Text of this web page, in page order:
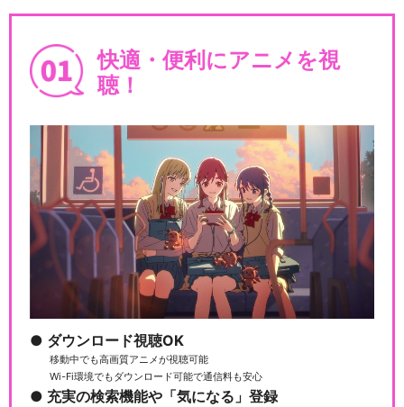
斬鉄剣
ルパン三世TVSP #07 ハリマ
オの財宝を追…
ルパン三世TVSP #08 トワイ
ライト☆ジェ…
ルパン三世TVSP #09 ワルサ
ーＰ３８
快適・便利にアニメを視
聴！
ダウンロード視聴OK
移動中でも高画質アニメが視聴可能
Wi-Fi環境でもダウンロード可能で通信料も安心
充実の検索機能や「気になる」登録